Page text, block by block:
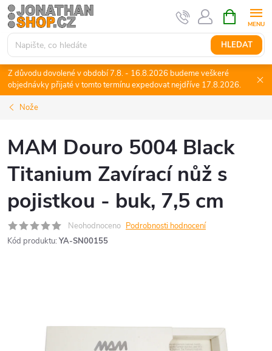
Přejít
na
obsah
HLEDAT
NÁKUPNÍ
KOŠÍK
Z důvodu dovolené v období 7.8. - 16.8.2026 budeme veškeré
objednávky přijaté v tomto termínu expedovat nejdříve 17.8.2026.
Nože
MAM Douro 5004 Black
Titanium Zavírací nůž s
pojistkou - buk, 7,5 cm
Neohodnoceno Podrobnosti hodnocení
Kód produktu: YA-SN00155